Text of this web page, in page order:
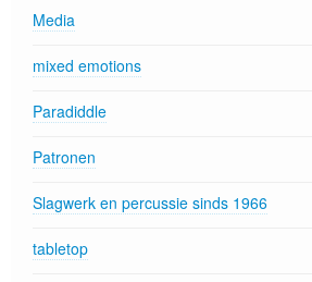
Media
mixed emotions
Paradiddle
Patronen
Slagwerk en percussie sinds 1966
tabletop